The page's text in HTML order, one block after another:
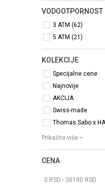
VODOOTPORNOST
3 ATM (62)
5 ATM (21)
KOLEKCIJE
Specijalne cene
Najnovije
AKCIJA
Swiss-made
Thomas Sabo x
Prikažite više
CENA